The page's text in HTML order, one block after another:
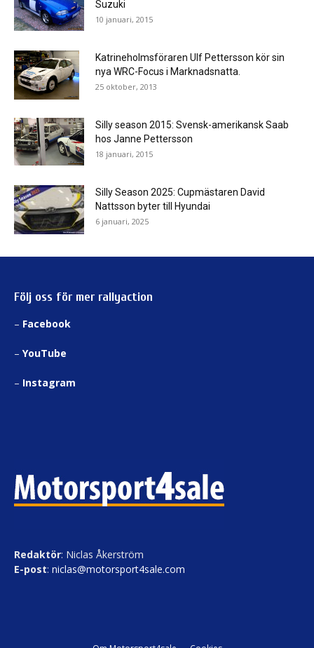
Suzuki
10 januari, 2015
Katrineholmsföraren Ulf Pettersson kör sin
nya WRC-Focus i Marknadsnatta.
25 oktober, 2013
Silly season 2015: Svensk-amerikansk Saab
hos Janne Pettersson
18 januari, 2015
Silly Season 2025: Cupmästaren David
Nattsson byter till Hyundai
6 januari, 2025
Följ oss för mer rallyaction
– Facebook
– YouTube
– Instagram
Redaktör: Niclas Åkerström
E-post: niclas@motorsport4sale.com